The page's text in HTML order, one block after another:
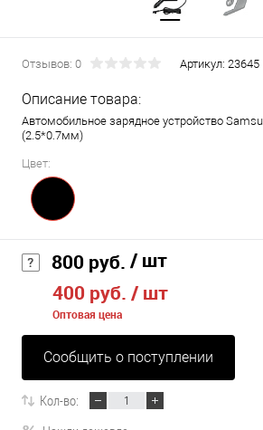
Отзывов: 0 Артикул: 23645
Описание товара:
Автомобильное зарядное устройство
(2.5*0.7мм)
Цвет:
800 руб. / шт
400 руб. / шт
Оптовая цена
Сообщить о поступлении
Кол-во: